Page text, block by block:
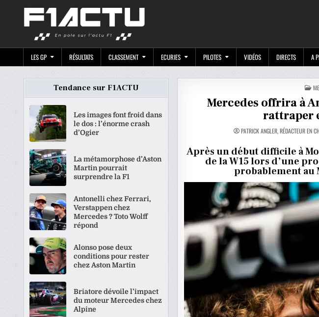
LES GP RÉSULTATS CLASSEMENT ECURIES PILOTES VIDÉOS DIRECTS A
IN
Mercedes offrira à
rattraper
PATRICK ANGLER, RÉDACTEUR EN
Après un début difficile à
de la W15 lors d’une
probablement au
Tendance sur F1ACTU
Les images font froid dans
le dos : l’énorme crash
d’Ogier
La métamorphose d’Aston
Martin pourrait
surprendre la F1
Antonelli chez Ferrari,
Verstappen chez
Mercedes ? Toto Wolff
répond
Alonso pose deux
conditions pour rester
chez Aston Martin
Briatore dévoile l’impact
du moteur Mercedes chez
Alpine